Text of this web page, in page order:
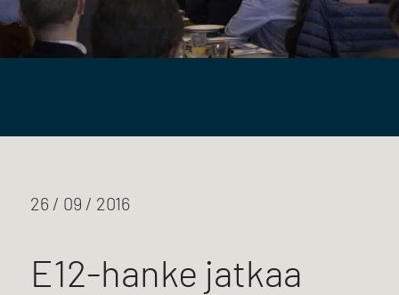
26 / 09 / 2016
E12-hanke jatkaa